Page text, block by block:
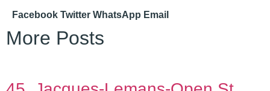
Facebook Twitter WhatsApp Email
More Posts